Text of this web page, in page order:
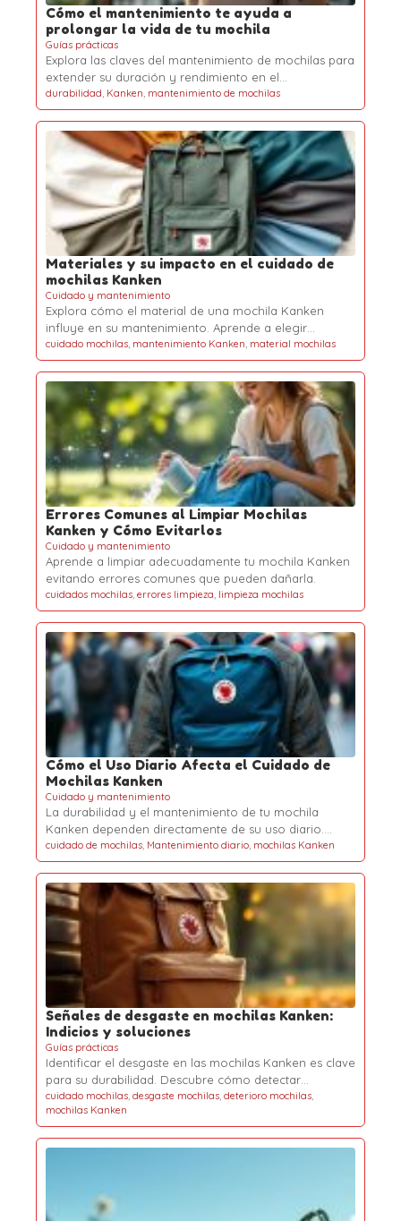
Cómo el mantenimiento te ayuda a
prolongar la vida de tu mochila
Guías prácticas
Explora las claves del mantenimiento de mochilas para
extender su duración y rendimiento en el…
durabilidad, Kanken, mantenimiento de mochilas
Materiales y su impacto en el cuidado de
mochilas Kanken
Cuidado y mantenimiento
Explora cómo el material de una mochila Kanken
influye en su mantenimiento. Aprende a elegir…
cuidado mochilas, mantenimiento Kanken, material mochilas
Errores Comunes al Limpiar Mochilas
Kanken y Cómo Evitarlos
Cuidado y mantenimiento
Aprende a limpiar adecuadamente tu mochila Kanken
evitando errores comunes que pueden dañarla.
cuidados mochilas, errores limpieza, limpieza mochilas
Cómo el Uso Diario Afecta el Cuidado de
Mochilas Kanken
Cuidado y mantenimiento
La durabilidad y el mantenimiento de tu mochila
Kanken dependen directamente de su uso diario.…
cuidado de mochilas, Mantenimiento diario, mochilas Kanken
Señales de desgaste en mochilas Kanken:
Indicios y soluciones
Guías prácticas
Identificar el desgaste en las mochilas Kanken es clave
para su durabilidad. Descubre cómo detectar…
cuidado mochilas, desgaste mochilas, deterioro mochilas,
mochilas Kanken